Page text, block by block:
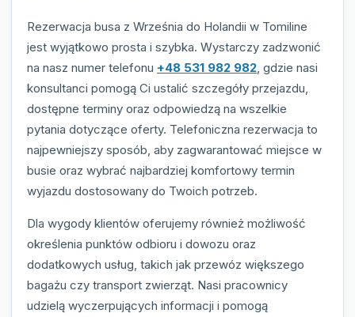
Rezerwacja busa z Września do Holandii w Tomiline
jest wyjątkowo prosta i szybka. Wystarczy zadzwonić
na nasz numer telefonu +48 531 982 982 , gdzie nasi
konsultanci pomogą Ci ustalić szczegóły przejazdu,
dostępne terminy oraz odpowiedzą na wszelkie
pytania dotyczące oferty. Telefoniczna rezerwacja to
najpewniejszy sposób, aby zagwarantować miejsce w
busie oraz wybrać najbardziej komfortowy termin
wyjazdu dostosowany do Twoich potrzeb.
Dla wygody klientów oferujemy również możliwość
określenia punktów odbioru i dowozu oraz
dodatkowych usług, takich jak przewóz większego
bagażu czy transport zwierząt. Nasi pracownicy
udzielą wyczerpujących informacji i pomogą